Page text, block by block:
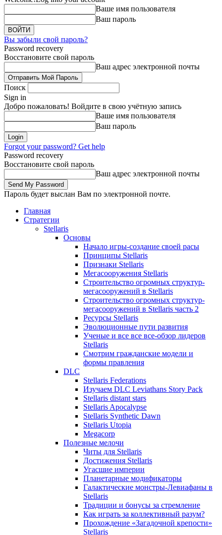
Ваше имя пользователя
Ваш пароль
Вы забыли свой пароль?
Password recovery
Восстановите свой пароль
Ваш адрес электронной почты
Поиск
Sign in
Добро пожаловать! Войдите в свою учётную запись
Ваше имя пользователя
Ваш пароль
Forgot your password? Get help
Password recovery
Восстановите свой пароль
Ваш адрес электронной почты
Пароль будет выслан Вам по электронной почте.
Главная
Стратегии
Stellaris
Основы
Начало игры-создание своей расы
Принципы Stellaris
Признаки Stellaris
Мегасооружения Stellaris
Строительство огромных структур-
мегасооружений в Stellaris
Строительство огромных структур-
мегасооружений в Stellaris часть 2
Ресурсы Stellaris
Эволюционные пути развития
Ученые и все все все-обзор лидеров
Stellaris
Смотрим гражданские модели и
формы правления
DLC
Stellaris Federations
Изучаем DLC Leviathans Story Pack
Stellaris distant stars
Stellaris Apocalypse
Stellaris Synthetic Dawn
Stellaris Utopia
Megacorp
Полезные мелочи
Читы для Stellaris
Достижения Stellaris
Угасшие империи
Планетарные модификаторы
Галактические монстры-Левиафаны в
Stellaris
Традиции и бонусы за стремление
Как играть за коллективный разум?
Прохождение «Загадочной крепости»
Stellaris